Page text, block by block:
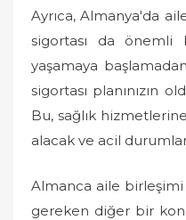
Ayrıca, Almanya'da
sigortası da önemli
yaşamaya
sigortası planınızın
Bu, sağlık
alacak ve acil
Almanca aile
gereken diğer bir